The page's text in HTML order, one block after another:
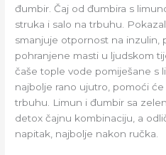
đumbir. Čaj od đumbira s
struka i salo na trbuhu.
smanjuje otpornost na inzulin,
pohranjene masti u ljudskom
čaše tople vode pomiješane s
najbolje rano ujutro, pomoći će
trbuhu. Limun i đumbir sa
detox čajnu kombinaciju, a
napitak, najbolje nakon ručka.